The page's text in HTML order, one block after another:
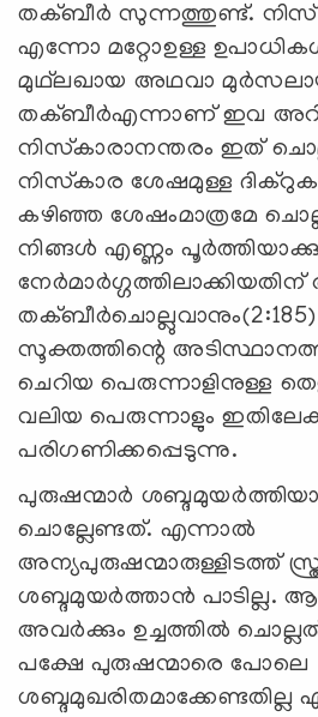
തക്ബീര്‍ സുന്നത്തുണ്ട്.
എന്നോ മറ്റോഉള്ള
മുഥ്‌ലഖായ അഥവാ
തക്ബീര്‍എന്നാണ് ഇവ
നിസ്‌കാരാനന്തരം ഇത്
നിസ്‌കാര ശേഷമുള്ള
കഴിഞ്ഞ ശേഷംമാത്രമേ
നിങ്ങള്‍ എണ്ണം
സൂക്തത്തിന്റെ
ചെറിയ പെരുന്നാളിനുള്ള
വലിയ പെരുന്നാളും
പരിഗണിക്കപ്പെടുന്നു.
പുരുഷന്മാര്‍
ചൊല്ലേണ്ടത്. എന്നാല്‍
അന്യപുരുഷന്മാരുള്ളിടത്ത്
ശബ്ദമുയര്‍ത്താന്‍ പാടില്ല.
അവര്‍ക്കും ഉച്ചത്തില്‍
പക്ഷേ പുരുഷന്മാരെ പോലെ